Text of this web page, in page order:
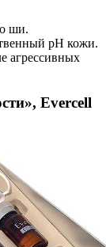
ши.
pH кожи.
агрессивных
Evercell